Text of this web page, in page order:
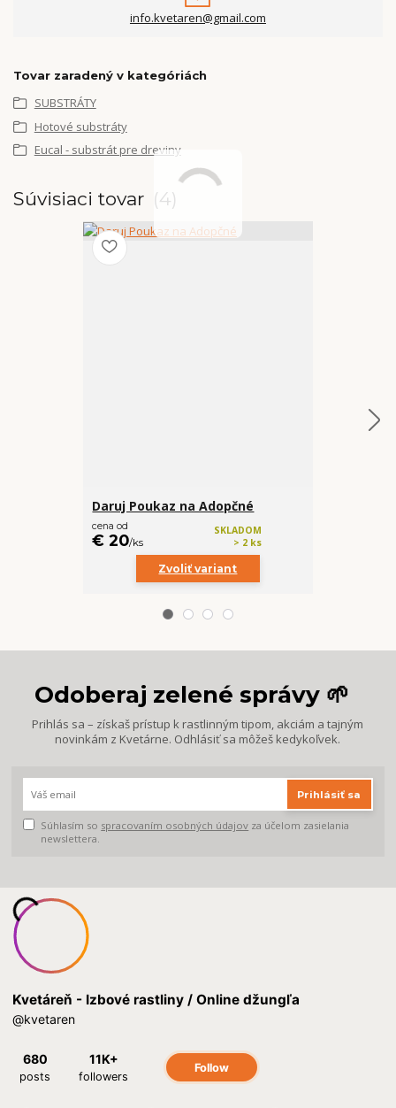
info.kvetaren@gmail.com
Tovar zaradený v kategóriách
SUBSTRÁTY
Hotové substráty
Eucal - substrát pre dreviny
Súvisiaci tovar 4
Daruj Poukaz na Adopčné
cena od
€ 20/ks
SKLADOM
> 2 ks
Zvoliť variant
Odoberaj zelené správy 🌱
Prihlás sa – získaš prístup k rastlinným tipom, akciám a tajným
novinkám z Kvetárne. Odhlásiť sa môžeš kedykoľvek.
Prihlásiť sa
Súhlasím so spracovaním osobných údajov za účelom zasielania
newslettera.